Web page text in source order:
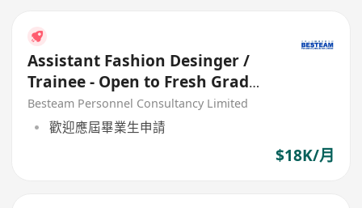
Assistant Fashion Desinger /
Trainee - Open to Fresh Grad
(18K)
Besteam Personnel Consultancy Limited
歡迎應屆畢業生申請
$18K/月